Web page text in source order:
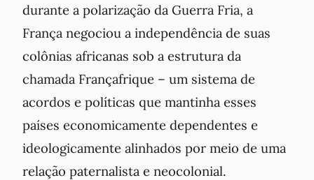
durante a polarização da Guerra Fria, a
França negociou a independência de suas
colônias africanas sob a estrutura da
chamada Françafrique – um sistema de
acordos e políticas que mantinha esses
países economicamente dependentes e
ideologicamente alinhados por meio de uma
relação paternalista e neocolonial.